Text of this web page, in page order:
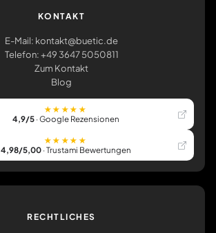
KONTAKT
E-Mail: kontakt@buetic.de
Telefon: +49 3647 5050811
Zum Kontakt
Blog
★★★★★
4,9/5· Google Rezensionen
★★★★★
4,98/5,00· Trustami Bewertungen
RECHTLICHES